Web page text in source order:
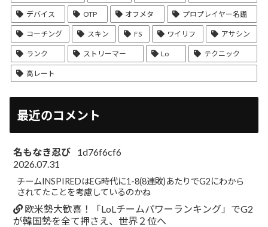
デバイス OTP オフメタ プロプレイヤー名鑑
コーチング スキン FS ワイリフ アサシン
ランク ストリーマー Lo テクニック
高レート
最近のコメント
名もなき忍び
1d76f6cf6
2026.07.31
チームINSPIREDはEG時代に1-8(8連敗)あたりでG2にわから
されてたことを考慮しているのかね
欧米勢大歓喜！「LoLチームパワーランキング」でG2
が韓国勢を全て押さえ、世界２位へ